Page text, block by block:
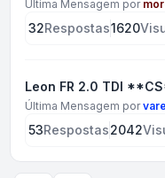
Última Mensagem por
32Respostas1620
Leon FR 2.0 TDI
Última Mensagem por
53Respostas2042